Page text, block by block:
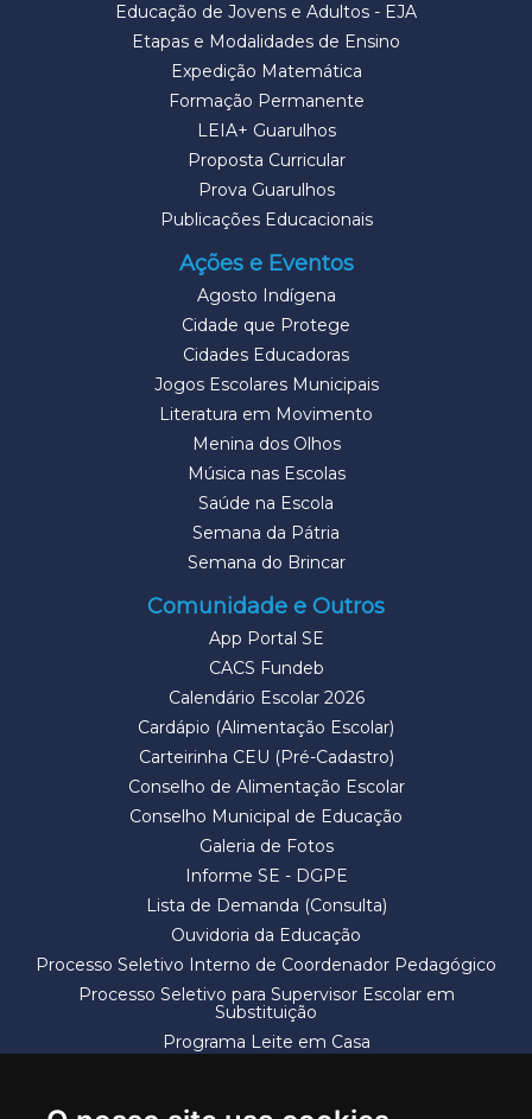
Educação de Jovens e Adultos - EJA
Etapas e Modalidades de Ensino
Expedição Matemática
Formação Permanente
LEIA+ Guarulhos
Proposta Curricular
Prova Guarulhos
Publicações Educacionais
Ações e Eventos
Agosto Indígena
Cidade que Protege
Cidades Educadoras
Jogos Escolares Municipais
Literatura em Movimento
Menina dos Olhos
Música nas Escolas
Saúde na Escola
Semana da Pátria
Semana do Brincar
Comunidade e Outros
App Portal SE
CACS Fundeb
Calendário Escolar 2026
Cardápio (Alimentação Escolar)
Carteirinha CEU (Pré-Cadastro)
Conselho de Alimentação Escolar
Conselho Municipal de Educação
Galeria de Fotos
Informe SE - DGPE
Lista de Demanda (Consulta)
Ouvidoria da Educação
Processo Seletivo Interno de Coordenador Pedagógico
Processo Seletivo para Supervisor Escolar em
Substituição
Programa Leite em Casa